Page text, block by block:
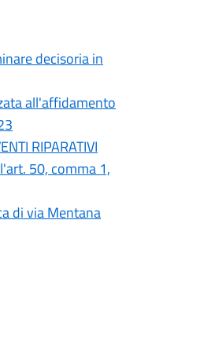
decisoria in
all'affidamento
RIPARATIVI
50, comma 1,
di via Mentana